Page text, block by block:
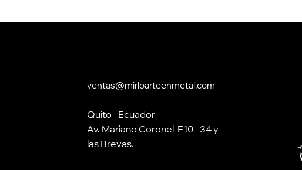
ventas@mirloarteenmetal.com
Quito - Ecuador
Av. Mariano Coronel E10 - 34 y
las Brevas.